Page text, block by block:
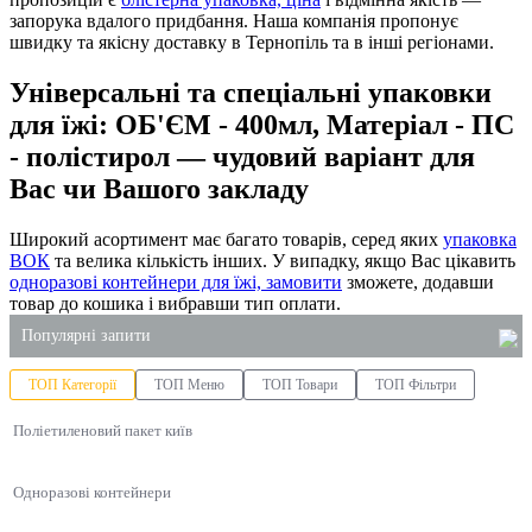
запорука вдалого придбання. Наша компанія пропонує
швидку та якісну доставку в Тернопіль та в інші регіонами.
Універсальні та спеціальні упаковки
для їжі: ОБ'ЄМ - 400мл, Матеріал - ПС
- полістирол — чудовий варіант для
Вас чи Вашого закладу
Широкий асортимент має багато товарів, серед яких упаковка
ВОК та велика кількість інших. У випадку, якщо Вас цікавить
одноразові контейнери для їжі, замовити зможете, додавши
товар до кошика і вибравши тип оплати.
Популярні запити
бокси для ролів
пакети оптом
пластикові коробки для торта
ТОП Категорії ТОП Меню ТОП Товари ТОП Фільтри
Поліетиленовий пакет київ
Одноразові контейнери